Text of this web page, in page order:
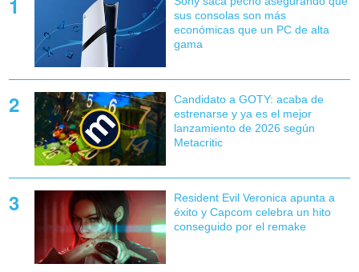
sus consolas son más
económicas que un PC de alta
gama
Candidato a GOTY: acaba de
estrenarse y ya es el mejor
lanzamiento de 2026 según
Metacritic
Resident Evil Veronica apunta a
éxito y Capcom celebra un hito
conseguido por el remake